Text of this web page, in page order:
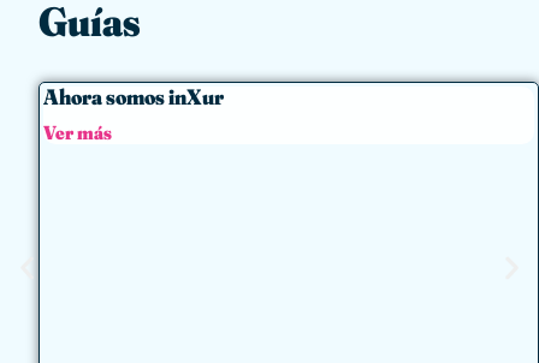
Guías
Ahora somos inXur
Ver más